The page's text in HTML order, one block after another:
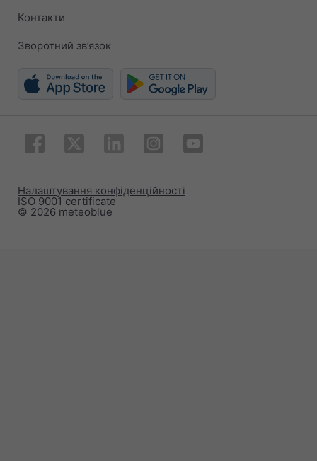
Контакти
Зворотний зв’язок
© 2026 meteoblue
ISO 9001 certificate
Налаштування конфіденційності